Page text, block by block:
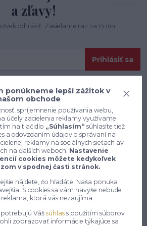
a zľavy!
odhlásiť. Zasielame raz za 14 dní.
Prihlásiť sa
shop, kde nemusíte
ponúkneme lepší zážitok v
obchode
spríjemnenie používania webu,
účely zacielenia reklamy využívame
na tlačidlo „Súhlasím“ súhlasíte tiež
a odovzdaním údajov o správaní na
reklamy na sociálnych sieťach av
na ďalších weboch. Nastavenie
cookies môžete kedykoľvek
v spodnej časti stránok.
nájdete, čo hľadáte. Naša ponuka
S cookies sa vám navyše nebude
ktorá vás nezaujíma.
potrebujú Vášsúhlas s použitím súborov
zobrazovať informácie týkajúce sa